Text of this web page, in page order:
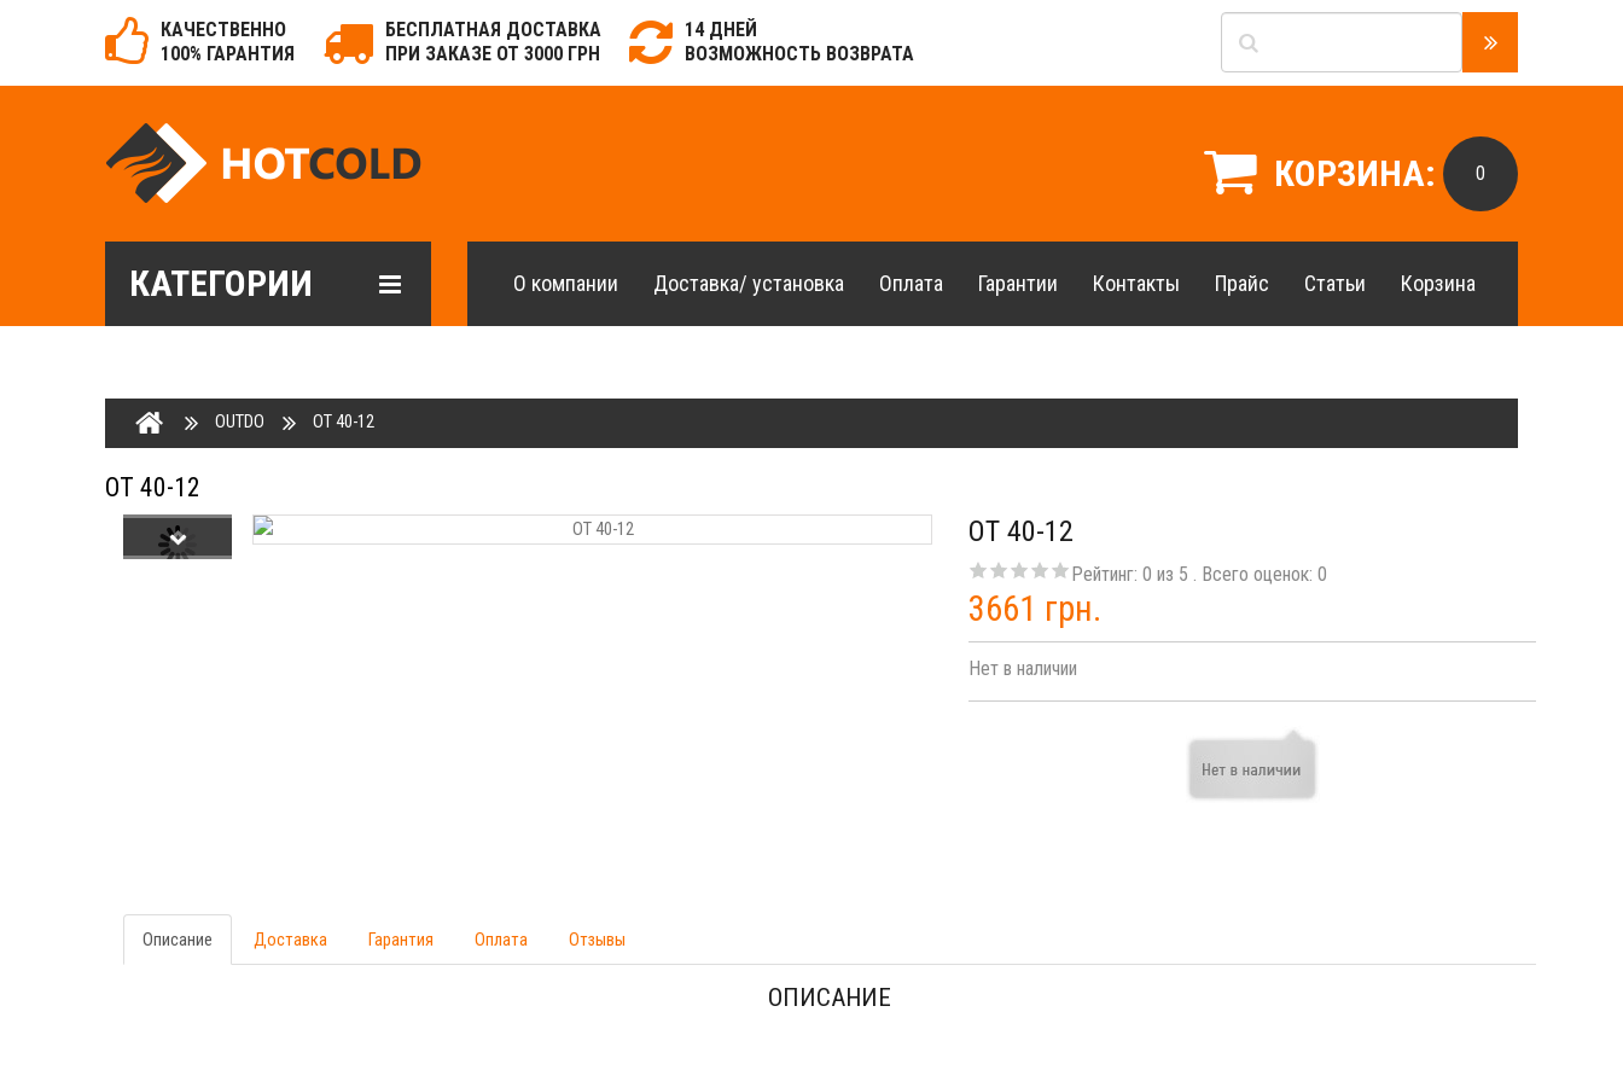
КАЧЕСТВЕННО
100% ГАРАНТИЯ
БЕСПЛАТНАЯ ДОСТАВКА
ПРИ ЗАКАЗЕ ОТ 3000 ГРН
14 ДНЕЙ
ВОЗМОЖНОСТЬ ВОЗВРАТА
КОРЗИНА: 0
КАТЕГОРИИ О компании Доставка/ установка Оплата Гарантии Контакты Прайс Статьи Корзина
OUTDO OT 40-12
OT 40-12
OT 40-12
Рейтинг: 0 из 5 . Всего оценок: 0
3661 грн.
Нет в наличии
Описание Доставка Гарантия Оплата Отзывы
ОПИСАНИЕ